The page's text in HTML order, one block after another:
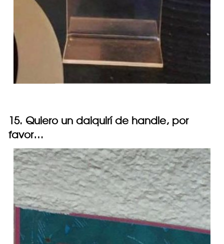
15. Quiero un daiquirí de handle, por
favor…